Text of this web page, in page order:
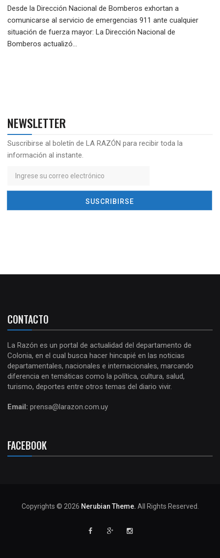
Desde la Dirección Nacional de Bomberos exhortan a
comunicarse al servicio de emergencias 911 ante cualquier
situación de fuerza mayor: La Dirección Nacional de
Bomberos actualizó...
NEWSLETTER
Suscribirse al boletín de LA RAZÓN para recibir toda la
información al instante.
CONTACTO
La Razón es un portal de actualidad del departamento de
Colonia, en el cual busca hacer hincapié en las noticias
departamentales, nacionales e internacionales, marcando
diferencia en temáticas como la política, cultura, salud,
turismo, deportes entre otros temas del diario vivir.
Email: prensa@larazon.com.uy
FACEBOOK
Copyrights © 2026 Nerubian Theme. All Rights Reserved.